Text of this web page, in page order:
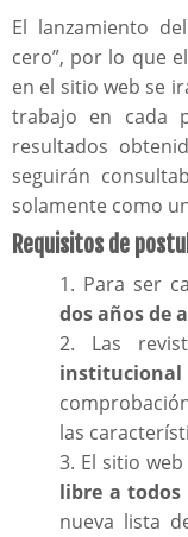
El lanzamiento
cero”, por lo que
en el sitio web se
trabajo en cada
resultados
seguirán
solamente como
Requisitos de
1. Para ser
dos años de
2. Las
institucional
las
3. El sitio
libre a todos
nueva lista